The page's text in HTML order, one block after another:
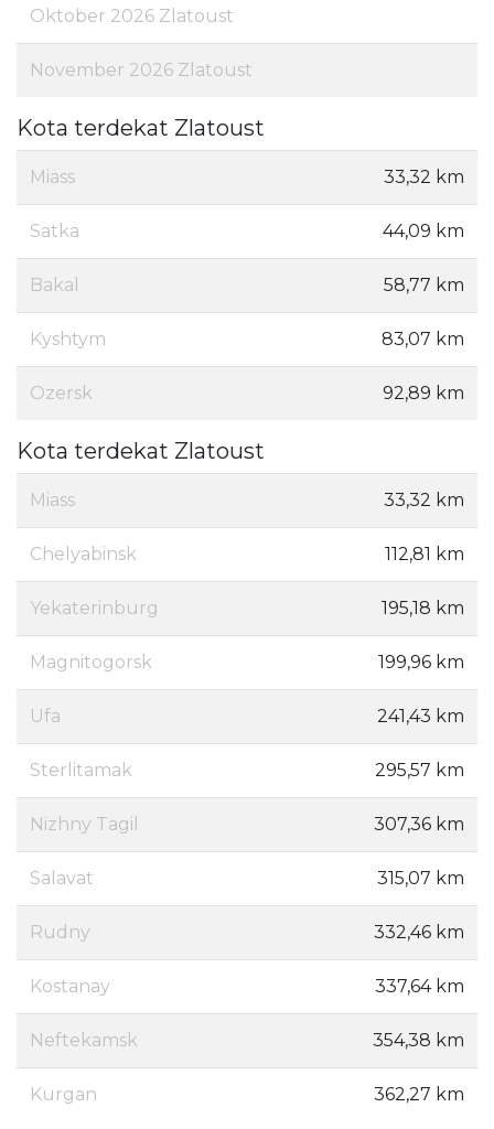
Oktober 2026 Zlatoust
November 2026 Zlatoust
Kota terdekat Zlatoust
Miass 33,32 km
Satka 44,09 km
Bakal 58,77 km
Kyshtym 83,07 km
Ozersk 92,89 km
Kota terdekat Zlatoust
Miass 33,32 km
Chelyabinsk 112,81 km
Yekaterinburg 195,18 km
Magnitogorsk 199,96 km
Ufa 241,43 km
Sterlitamak 295,57 km
Nizhny Tagil 307,36 km
Salavat 315,07 km
Rudny 332,46 km
Kostanay 337,64 km
Neftekamsk 354,38 km
Kurgan 362,27 km